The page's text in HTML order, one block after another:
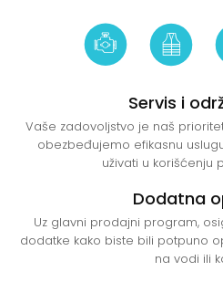
Servis i
Vaše zadovoljstvo je naš
obezbeđujemo efikasnu
uživati u korišćenju
Dodatna
Uz glavni prodajni program,
dodatke kako biste bili potpuno
na vodi ili